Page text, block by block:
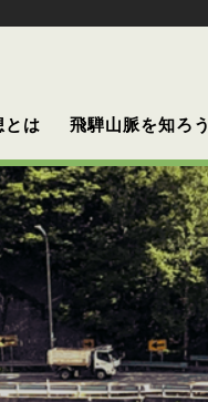
とは 飛騨山脈を知ろう